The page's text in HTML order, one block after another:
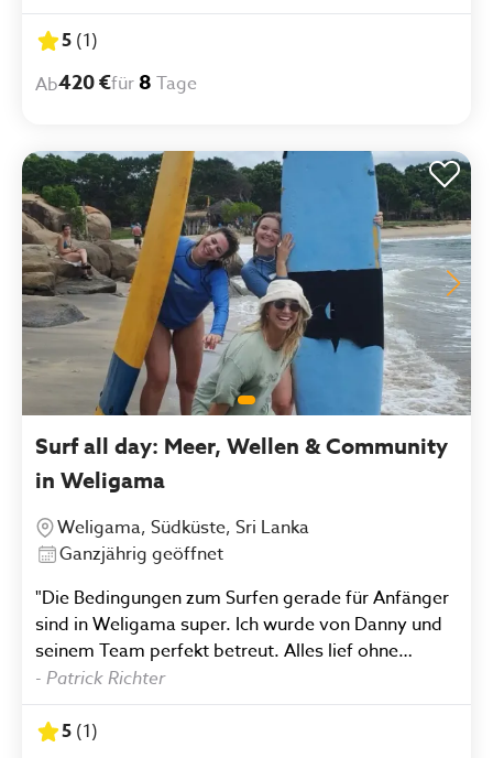
5 (1)
Ab420 €für 8 Tage
Surf all day: Meer, Wellen & Community
in Weligama
Weligama, Südküste, Sri Lanka
Ganzjährig geöffnet
"Die Bedingungen zum Surfen gerade für Anfänger
sind in Weligama super. Ich wurde von Danny und
seinem Team perfekt betreut. Alles lief ohne
Probleme und wenn etwas zu klären war, reichte
eine kurze Nachricht per WhatsApp. Das Essen in
der in der Unterkunft wurde frisch zubereitet und
- Patrick Richter
5 (1)